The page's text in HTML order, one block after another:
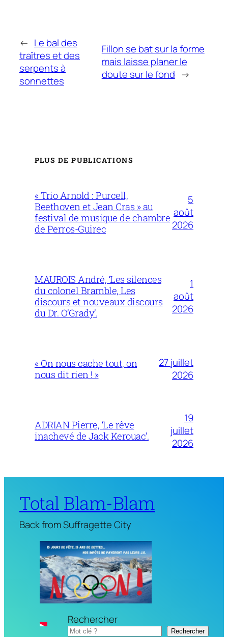
← Le bal des
traîtres et des
serpents à
sonnettes
Fillon se bat sur la forme
mais laisse planer le
doute sur le fond →
PLUS DE PUBLICATIONS
« Trio Arnold : Purcell,
Beethoven et Jean Cras » au
festival de musique de chambre
de Perros-Guirec
5
août
2026
MAUROIS André, ‘Les silences
du colonel Bramble, Les
discours et nouveaux discours
du Dr. O’Grady’.
1
août
2026
« On nous cache tout, on
nous dit rien ! »
27 juillet
2026
ADRIAN Pierre, ‘Le rêve
inachevé de Jack Kerouac’.
19
juillet
2026
Total Blam-Blam
Back from Suffragette City
Rechercher
Rechercher